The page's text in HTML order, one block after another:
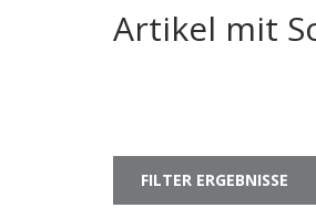
Artikel mit
FILTER ERGEBNISSE